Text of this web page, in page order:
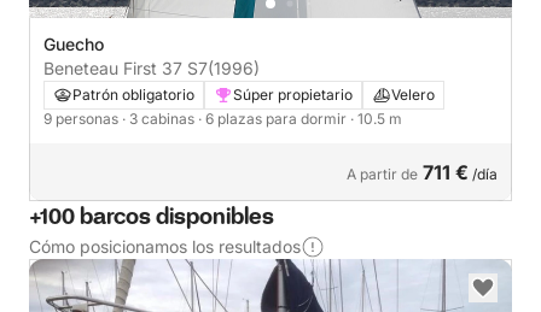
Guecho
Beneteau First 37 S7(1996)
Patrón obligatorio Súper propietario
Velero
9 personas · 3 cabinas · 6 plazas para dormir · 10.5 m
A partir de 711 € /día
+100 barcos disponibles
Cómo posicionamos los resultados